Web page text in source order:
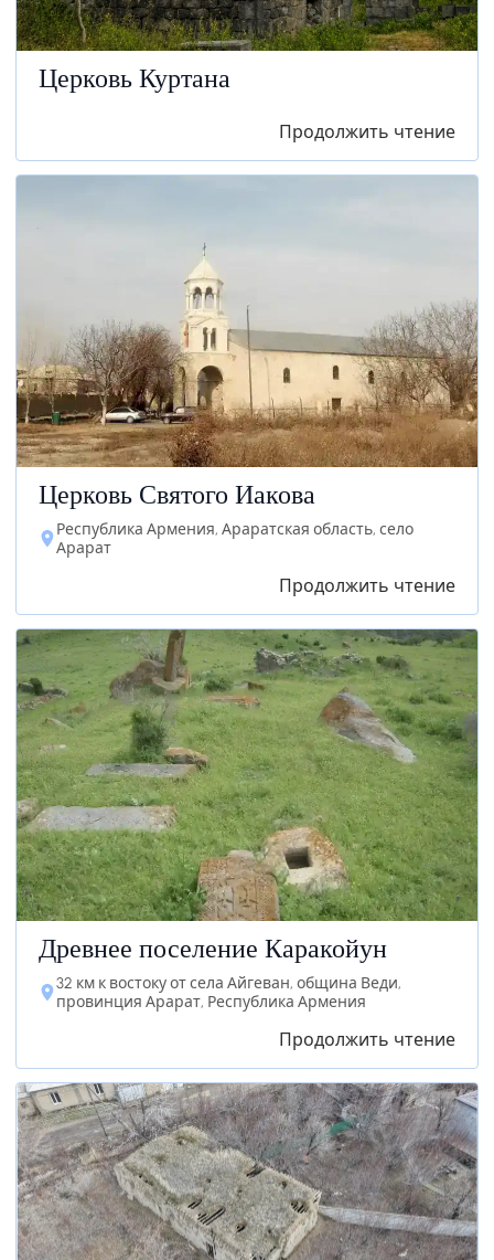
Церковь Куртана
Продолжить чтение
Церковь Святого Иакова
Республика Армения, Араратская область, село
Арарат
Продолжить чтение
Древнее поселение Каракойун
32 км к востоку от села Айгеван, община Веди,
провинция Арарат, Республика Армения
Продолжить чтение